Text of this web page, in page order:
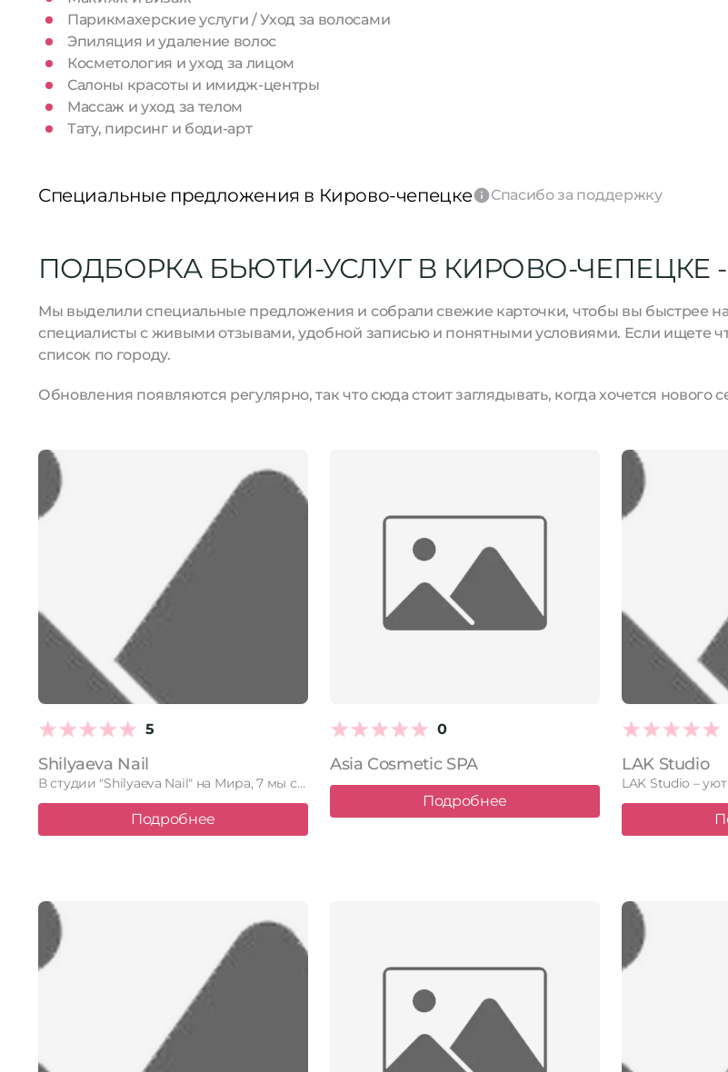
Парикмахерские услуги / Уход за волосами
Эпиляция и удаление волос
Косметология и уход за лицом
Салоны красоты и имидж-центры
Массаж и уход за телом
Тату, пирсинг и боди-арт
Специальные предложения в Кирово-чепецке Спасибо за поддержку
ПОДБОРКА БЬЮТИ-УСЛУГ В КИРОВО-ЧЕПЕЦКЕ
Мы выделили специальные предложения и собрали свежие карточки, чтобы вы быстрее
специалисты с живыми отзывами, удобной записью и понятными условиями. Если ищете
список по городу.
Обновления появляются регулярно, так что сюда стоит заглядывать, когда хочется нового
5
Shilyaeva Nail
В студии "Shilyaeva Nail" на Мира, 7 мы создаем безупречный …
Подробнее
0
Asia Cosmetic SPA
Подробнее
LAK Studio